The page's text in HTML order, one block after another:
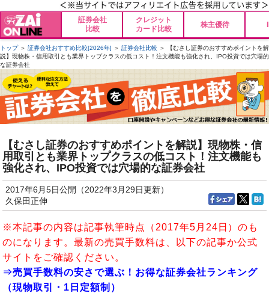
証券会社
比較
クレジット
カード比較
株主優待
トップ＞ 証券会社おすすめ比較[2026年] ＞ 証券会社比較 ＞ 【むさし証券のおすすめポイントを解
説】現物株・信用取引とも業界トップクラスの低コスト！注文機能も強化され、IPO投資では穴場的
な証券会社
【むさし証券のおすすめポイントを解説】現物株・信
用取引とも業界トップクラスの低コスト！注文機能も
強化され、IPO投資では穴場的な証券会社
2017年6月5日公開（2022年3月29日更新）
久保田正伸
※本記事の内容は記事執筆時点（2017年5月24日）のも
のになります。最新の売買手数料は、以下の記事か公式
サイトをご確認ください。
⇒売買手数料の安さで選ぶ！お得な証券会社ランキング
（現物取引・1日定額制）